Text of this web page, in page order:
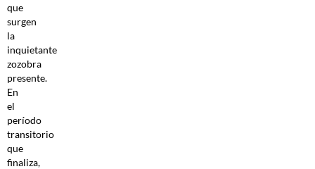
que
surgen
la
inquietante
zozobra
presente.
En
el
período
transitorio
que
finaliza,